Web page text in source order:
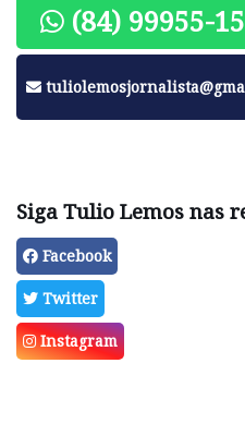
(84) 99955-
Siga Tulio Lemos nas
Facebook
Twitter
Instagram